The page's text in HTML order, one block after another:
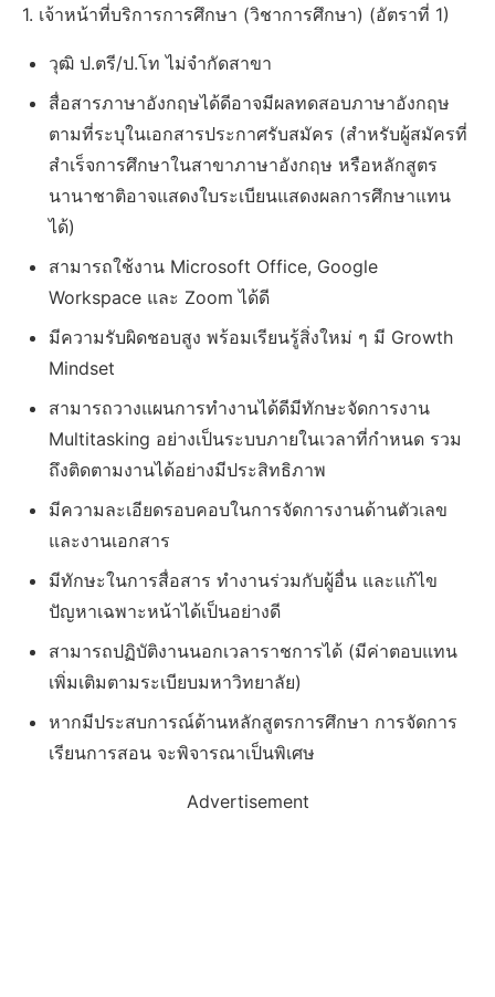
1. เจ้าหน้าที่บริการการศึกษา (วิชาการศึกษา) (อัตราที่ 1)
วุฒิ ป.ตรี/ป.โท ไม่จำกัดสาขา
สื่อสารภาษาอังกฤษได้ดีอาจมีผลทดสอบภาษาอังกฤษ
ตามที่ระบุในเอกสารประกาศรับสมัคร (สำหรับผู้สมัครที่
สำเร็จการศึกษาในสาขาภาษาอังกฤษ หรือหลักสูตร
นานาชาติอาจแสดงใบระเบียนแสดงผลการศึกษาแทน
ได้)
สามารถใช้งาน Microsoft Office, Google
Workspace และ Zoom ได้ดี
มีความรับผิดชอบสูง พร้อมเรียนรู้สิ่งใหม่ ๆ มี Growth
Mindset
สามารถวางแผนการทำงานได้ดีมีทักษะจัดการงาน
Multitasking อย่างเป็นระบบภายในเวลาที่กำหนด รวม
ถึงติดตามงานได้อย่างมีประสิทธิภาพ
มีความละเอียดรอบคอบในการจัดการงานด้านตัวเลข
และงานเอกสาร
มีทักษะในการสื่อสาร ทำงานร่วมกับผู้อื่น และแก้ไข
ปัญหาเฉพาะหน้าได้เป็นอย่างดี
สามารถปฏิบัติงานนอกเวลาราชการได้ (มีค่าตอบแทน
เพิ่มเติมตามระเบียบมหาวิทยาลัย)
หากมีประสบการณ์ด้านหลักสูตรการศึกษา การจัดการ
เรียนการสอน จะพิจารณาเป็นพิเศษ
Advertisement